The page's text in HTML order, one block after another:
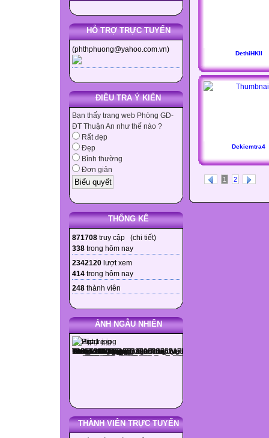
HỖ TRỢ TRỰC TUYẾN
(phthphuong@yahoo.com.vn)
ĐIỀU TRA Ý KIẾN
Bạn thấy trang web Phòng GD-
ĐT Thuận An như thế nào ?
Rất đẹp
Đẹp
Bình thường
Đơn giản
THỐNG KÊ
871708 truy cập (chi tiết)
338 trong hôm nay
2342120 lượt xem
414 trong hôm nay
248 thành viên
ẢNH NGẪU NHIÊN
THÀNH VIÊN TRỰC TUYẾN
DethiHKII
Dekiemtra4
1 2